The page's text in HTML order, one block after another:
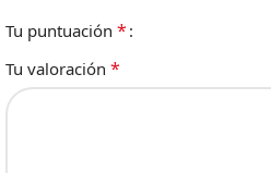
Tu puntuación *
Tu valoración *